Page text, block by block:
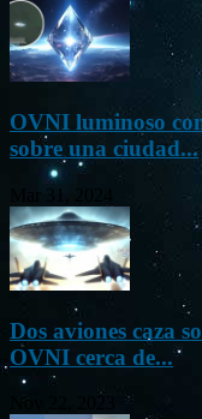
OVNI luminoso
sobre una ciudad...
Mar 31, 2024
Dos aviones caza
OVNI cerca de...
Nov 22, 2023